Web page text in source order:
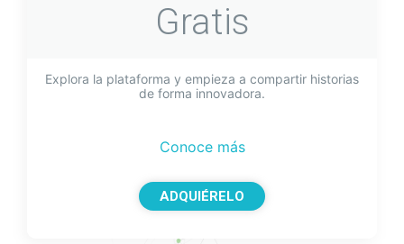
Gratis
Explora la plataforma y empieza a compartir historias
de forma innovadora.
Conoce más
ADQUIÉRELO